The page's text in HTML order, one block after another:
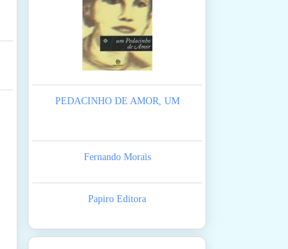
PEDACINHO DE AMOR, UM
Fernando Morais
Papiro Editora